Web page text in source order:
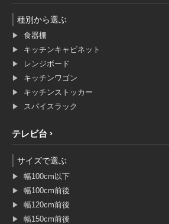
種別から選ぶ
食器棚
キッチンキャビネット
レンジボード
キッチンワゴン
キッチンストッカー
スパイスラック
テレビ台
サイズで選ぶ
幅100cm以下
幅100cm前後
幅120cm前後
幅150cm前後